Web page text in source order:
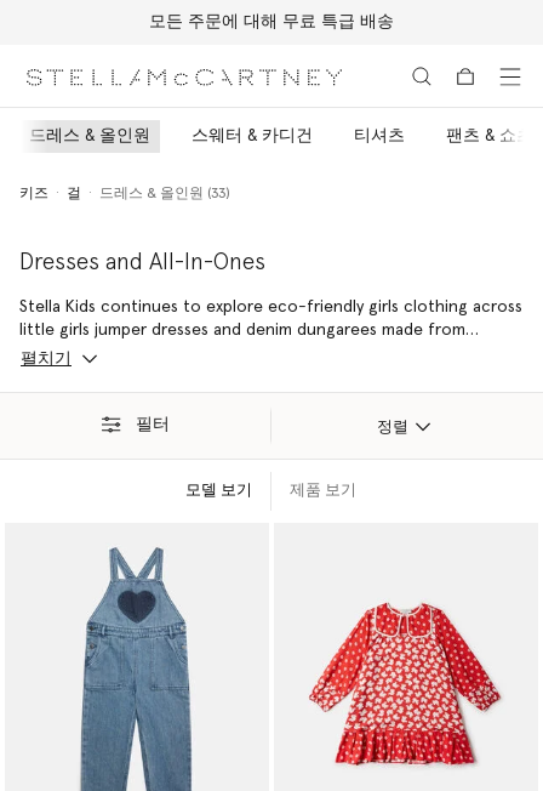
모든 주문에 대해 무료 특급 배송
드레스 & 올인원 스웨터 & 카디건 티셔츠 팬츠 & 쇼츠
키즈 걸 드레스 & 올인원 (33)
Dresses and All-In-Ones
Stella Kids continues to explore eco-friendly girls clothing across
little girls jumper dresses and denim dungarees made from
organic cotton as well as recycled materials. Discover our entire
펼치기
필터 정렬
모델 보기 제품 보기